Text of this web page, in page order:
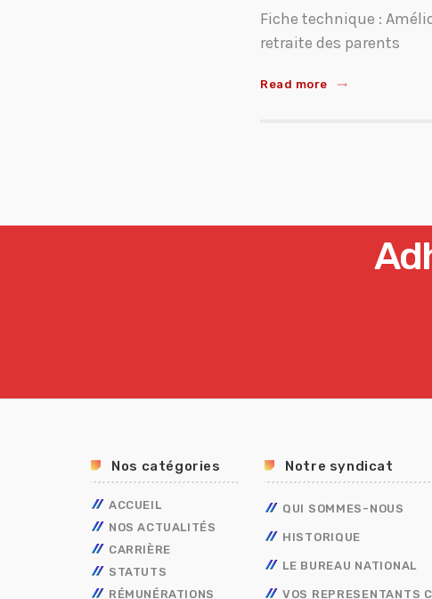
Fiche technique :
retraite des parents
Read more trending_flat
Nos catégories
ACCUEIL
NOS ACTUALITÉS
CARRIÈRE
AVANCEMENT
TECHNIQUES
MOBILITÉ
STATUTS
FONCTIONNAIRES
RÉMUNÉRATIONS
Notre syndicat
QUI SOMMES-NOUS
HISTORIQUE
LE BUREAU NATIONAL
VOS REPRESENTANTS